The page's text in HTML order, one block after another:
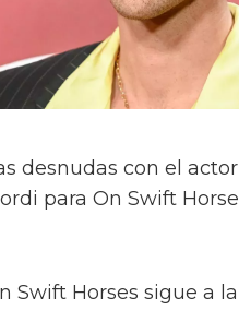
desnudas con el
para On Swift
Swift Horses sigue a